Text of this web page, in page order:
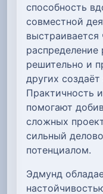
способность
совместной
выстраивается
распределение
решительно и
других
Практичность
помогают
сложных
сильный
потенциалом.
Эдмунд